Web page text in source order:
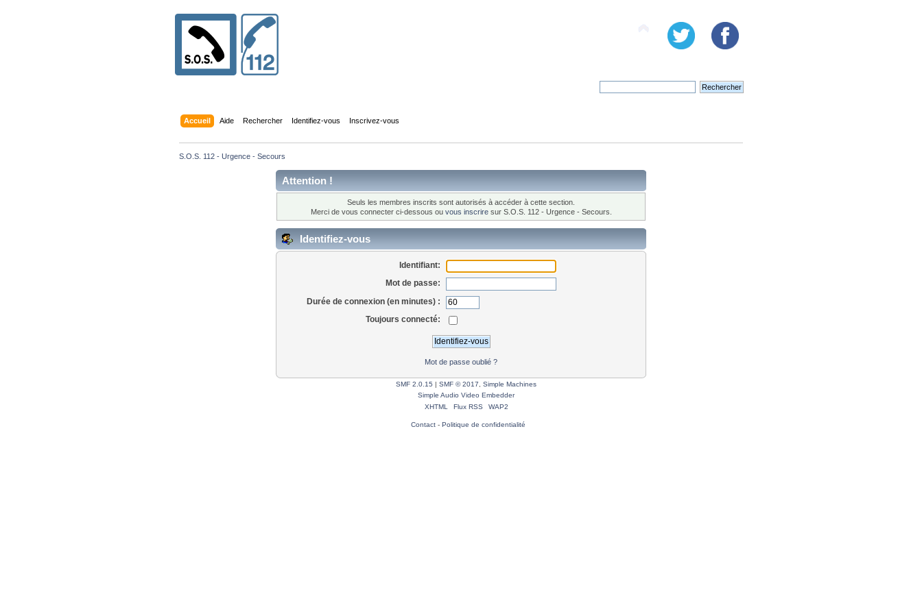
Accueil Aide Rechercher Identifiez-vous Inscrivez-vous
S.O.S. 112 - Urgence - Secours
Attention !
Seuls les membres inscrits sont autorisés à accéder à cette section.
Merci de vous connecter ci-dessous ou vous inscriresur S.O.S. 112 - Urgence - Secours.
Identifiez-vous
Identifiant:
Mot de passe:
Durée de connexion (en minutes) :
Toujours connecté:
Mot de passe oublié ?
SMF 2.0.15 | SMF © 2017, Simple Machines
Simple Audio Video Embedder
XHTML
Flux RSS WAP2
Contact- Politique de confidentialité